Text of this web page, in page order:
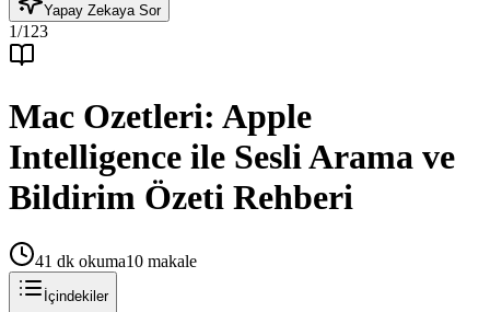
Yapay Zekaya Sor
1/123
Mac Ozetleri: Apple
Intelligence ile Sesli Arama ve
Bildirim Özeti Rehberi
41 dk okuma10 makale
İçindekiler